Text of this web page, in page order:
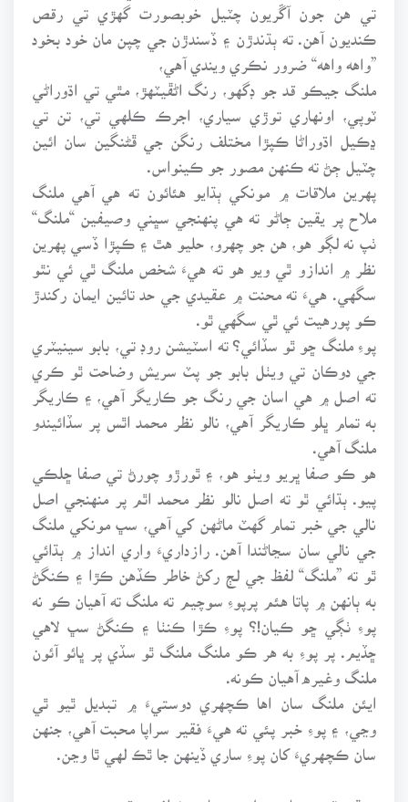
تي هن جون آڱريون چٽيل خوبصورت گهڙي تي رقص
ڪنديون آهن. ته ٻڌندڙن ۽ ڏسندڙن جي چپن مان خود بخود
”واهه واهه“ ضرور نڪري ويندي آهي،
ملنگ جيڪو قد جو ڊگهو، رنگ اڻڦيٽهڙ، مٿي تي اڌوراڻي
ٽوپي، اونهاري توڙي سياري، اجرڪ ڪلهي تي، تن تي
ڍڪيل اڌوراڻا ڪپڙا مختلف رنگن جي ڦڻنگين سان ائين
چٽيل ڄڻ ته ڪنهن مصور جو ڪينواس.
پهرين ملاقات ۾ مونکي ٻڌايو هئائون ته هي آهي ملنگ
ملاح پر يقين ڄاڻو ته هي پنهنجي سڀني وصيفين “ملنگ“
ٺپ نه لڳو هو، هن جو چهرو، حليو هٿ ۽ ڪپڙا ڏسي پهرين
نظر ۾ اندازو ٿي ويو هو ته هيءَ شخص ملنگ ٿي ئي نٿو
سگهي. هيءَ ته محنت ۾ عقيدي جي حد تائين ايمان رکندڙ
ڪو پورهيت ئي ٿي سگهي ٿو.
پوءِ ملنگ ڇو ٿو سڏائي؟ ته اسٽيشن روڊ تي، بابو سينيٽري
جي دوڪان تي ويٺل بابو جو پٽ سريش وضاحت ٿو ڪري
ته اصل ۾ هي اسان جي رنگ جو ڪاريگر آهي، ۽ ڪاريگر
به تمام ڀلو ڪاريگر آهي، نالو نظر محمد اٿس پر سڏائيندو
ملنگ آهي.
هو ڪو صفا ڀريو ويٺو هو، ۽ ٿورڙو چورڻ تي صفا ڇلڪي
پيو. ٻڌائي ٿو ته اصل نالو نظر محمد اٿم پر منهنجي اصل
نالي جي خبر تمام گهٽ ماڻهن کي آهي، سڀ مونکي ملنگ
جي نالي سان سڃاڻندا آهن. رازداريءَ واري انداز ۾ ٻڌائي
ٿو ته ”ملنگ“ لفظ جي لڄ رکڻ خاطر ڪڏهن ڪڙا ۽ ڪنگڻ
به ٻانهن ۾ پاتا هئم پرپوءِ سوچيم ته ملنگ ته آهيان ڪو نه
پوءِ ٺڳي ڇو ڪيان!؟ پوءِ ڪڙا ڪنٺا ۽ ڪنگڻ سڀ لاهي
ڇڏيم. پر پوءِ به هر ڪو ملنگ ملنگ ٿو سڏي پر ڀائو آئون
ملنگ وغيره آهيان ڪونه.
ايئن ملنگ سان اها ڪچهري دوستيءَ ۾ تبديل ٿيو ٿي
وڃي، ۽ پوءِ خبر پئي ته هيءَ فقير سراپا محبت آهي، جنهن
سان ڪچهريءَ کان پوءِ ساري ڏينهن جا ٿڪ لهي ٿا وڃن.
سنڌي ٽي درجا پڙهيل هي يار مختلف موقعن تي پنهنجون